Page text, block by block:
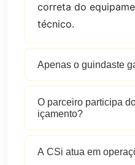
correta do
técnico.
Apenas o guindaste
O parceiro participa
içamento?
A CSi atua em